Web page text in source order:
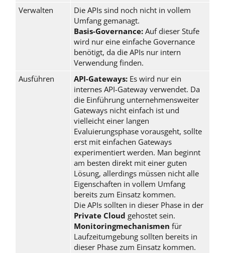
Verwalten
Die APIs sind noch nicht in vollem
Umfang gemanagt.
Basis-Governance:Auf dieser Stufe
wird nur eine einfache Governance
benötigt, da die APIs nur intern
Verwendung finden.
Ausführen
API-Gateways:Es wird nur ein
internes API-Gateway verwendet. Da
die Einführung unternehmensweiter
Gateways nicht einfach ist und
vielleicht einer langen
Evaluierungsphase vorausgeht, sollte
erst mit einfachen Gateways
experimentiert werden. Man beginnt
am besten direkt mit einer guten
Lösung, allerdings müssen nicht alle
Eigenschaften in vollem Umfang
bereits zum Einsatz kommen.
Die APIs sollten in dieser Phase in der
Private Cloud gehostet sein.
Monitoringmechanismen für
Laufzeitumgebung sollten bereits in
dieser Phase zum Einsatz kommen.